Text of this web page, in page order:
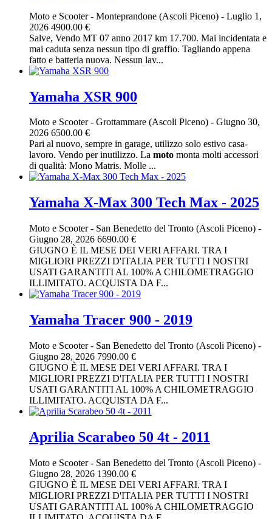
Moto e Scooter- Monteprandone (Ascoli Piceno) - Luglio 1,
2026 4900.00 €
Salve, Vendo MT 07 anno 2017 km 17.700. Mai incidentata e
mai caduta senza nessun tipo di graffio. Tagliando appena
fatto e batteria nuova. Nessun lav...
Yamaha XSR 900
Moto e Scooter- Grottammare (Ascoli Piceno) - Giugno 30,
2026 6500.00 €
Pari al nuovo, sempre in garage, utilizzo solo estivo casa-
lavoro. Vendo per inutilizzo. La moto monta molti accessori
di qualità: Mono Matris. Molle ...
Yamaha X-Max 300 Tech Max - 2025
Moto e Scooter- San Benedetto del Tronto (Ascoli Piceno) -
Giugno 28, 2026 6690.00 €
GIUGNO È IL MESE DEI VERI AFFARI. TRA I
MIGLIORI PREZZI D'ITALIA PER TUTTI I NOSTRI
USATI GARANTITI AL 100% A CHILOMETRAGGIO
ILLIMITATO. ACQUISTA DA F...
Yamaha Tracer 900 - 2019
Moto e Scooter- San Benedetto del Tronto (Ascoli Piceno) -
Giugno 28, 2026 7990.00 €
GIUGNO È IL MESE DEI VERI AFFARI. TRA I
MIGLIORI PREZZI D'ITALIA PER TUTTI I NOSTRI
USATI GARANTITI AL 100% A CHILOMETRAGGIO
ILLIMITATO. ACQUISTA DA F...
Aprilia Scarabeo 50 4t - 2011
Moto e Scooter- San Benedetto del Tronto (Ascoli Piceno) -
Giugno 28, 2026 1390.00 €
GIUGNO È IL MESE DEI VERI AFFARI. TRA I
MIGLIORI PREZZI D'ITALIA PER TUTTI I NOSTRI
USATI GARANTITI AL 100% A CHILOMETRAGGIO